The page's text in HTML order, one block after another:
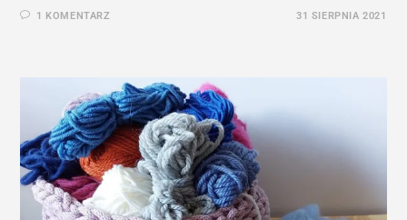
1 KOMENTARZ 31 SIERPNIA 2021